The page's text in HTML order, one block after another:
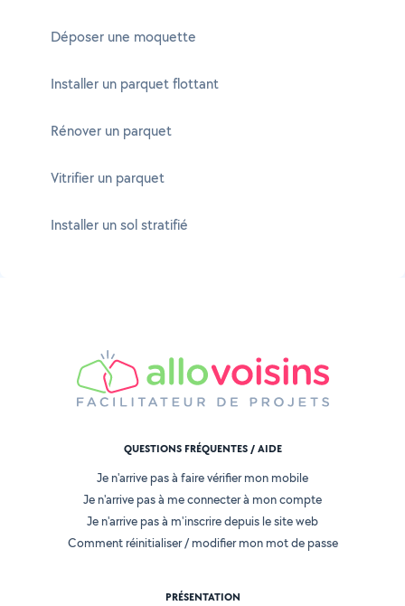
Déposer une moquette
Installer un parquet flottant
Rénover un parquet
Vitrifier un parquet
Installer un sol stratifié
QUESTIONS FRÉQUENTES / AIDE
Je n'arrive pas à faire vérifier mon mobile
Je n'arrive pas à me connecter à mon compte
Je n'arrive pas à m'inscrire depuis le site web
Comment réinitialiser / modifier mon mot de passe
PRÉSENTATION